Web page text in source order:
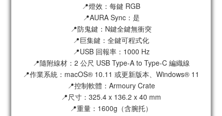
📍燈效：每鍵 RGB
📍AURA Sync：是
📍防鬼鍵：N鍵全鍵無衝突
📍巨集鍵：全鍵可程式化
📍USB 回報率：1000 Hz
📍隨附線材：2 公尺 USB Type-A to Type-C 編織線
📍作業系統：macOS® 10.11 或更新版本、Windows® 11
📍控制軟體：Armoury Crate
📍尺寸：325.4 x 136.2 x 40 mm
📍重量：1600g（含腕托）